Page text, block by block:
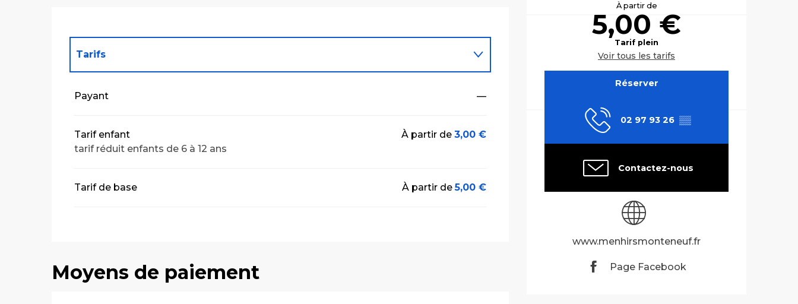
À partir de
5,00 €
Tarif plein
Voir tous les tarifs
Réserver
02 97 93 26 ▒▒
Contactez-nous
www.menhirsmonteneuf.fr
Page Facebook
Tarifs
Payant —
Tarif enfant
tarif réduit enfants de 6 à 12 ans
À partir de3,00 €
Tarif de base À partir de5,00 €
Moyens de paiement